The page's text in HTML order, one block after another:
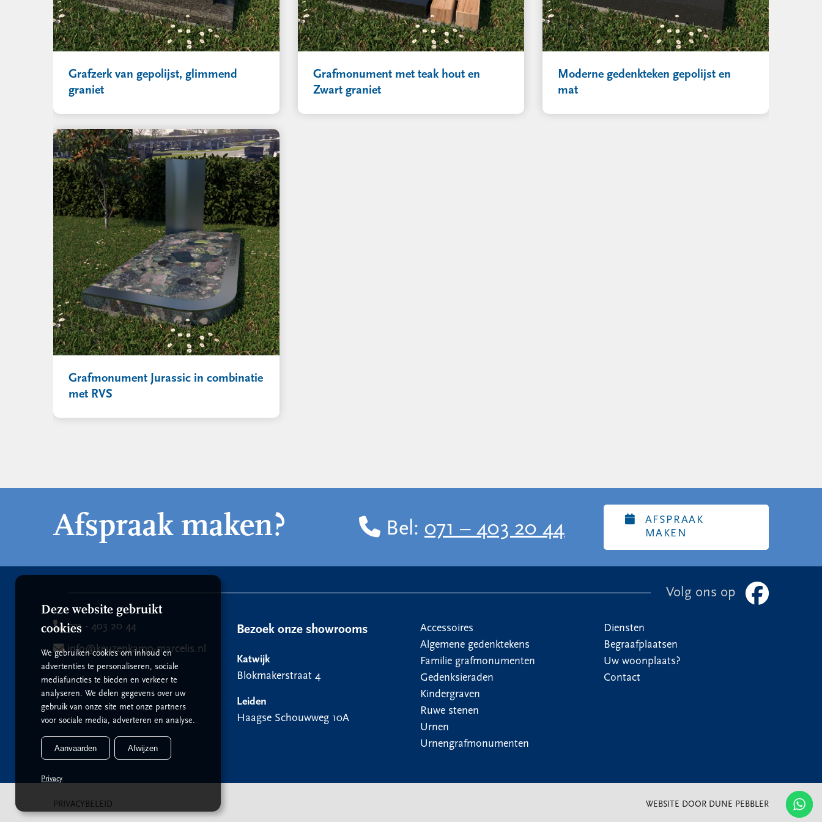
Grafzerk van gepolijst, glimmend
graniet
Grafmonument met teak hout en
Zwart graniet
Moderne gedenkteken gepolijst en
mat
Grafmonument Jurassic in combinatie
met RVS
Afspraak maken? Bel: 071 – 403 20 44
AFSPRAAK
MAKEN
Volg ons op
071 - 403 20 44
info@keuzenkamp-marcelis.nl
Bezoek onze showrooms
Katwijk
Blokmakerstraat 4
Leiden
Haagse Schouwweg 10A
Accessoires
Algemene gedenktekens
Familie grafmonumenten
Gedenksieraden
Kindergraven
Ruwe stenen
Urnen
Urnengrafmonumenten
Diensten
Begraafplaatsen
Uw woonplaats?
Contact
PRIVACYBELEID WEBSITE DOOR DUNE PEBBLER
Deze website gebruikt
cookies
We gebruiken cookies om inhoud en
advertenties te personaliseren, sociale
mediafuncties te bieden en verkeer te
analyseren. We delen gegevens over uw
gebruik van onze site met onze partners
voor sociale media, adverteren en analyse.
Aanvaarden Afwijzen
Privacy